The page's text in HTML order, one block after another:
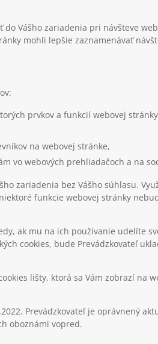
Vášho zariadenia pri návšteve
mohli lepšie zaznamenávať
prvkov a funkcií webovej
na webovej stránke,
vo webových prehliadačoch a na
zariadenia bez Vášho súhlasu.
funkcie webovej stránky
ak mu na ich používanie udelíte
cookies, bude Prevádzkovateľ
lišty, ktorá sa Vám zobrazí na
Prevádzkovateľ je oprávnený
oboznámi vopred.